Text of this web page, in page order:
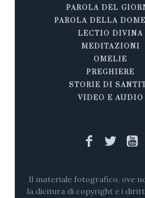
PAROLA DEL
PAROLA DELLA
LECTIO DIVINA
MEDITAZIONI
OMELIE
PREGHIERE
STORIE DI
VIDEO E AUDIO
Il materiale fotografico, ove
la dicitura di copyright e i